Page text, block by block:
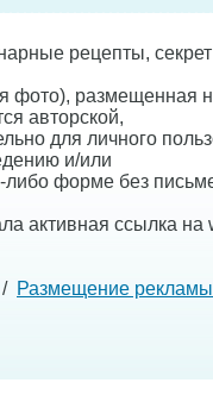
рецепты,
фото), размещенная
авторской,
для личного
и/или
либо форме без
активная ссылка на
/ Размещение рекламы